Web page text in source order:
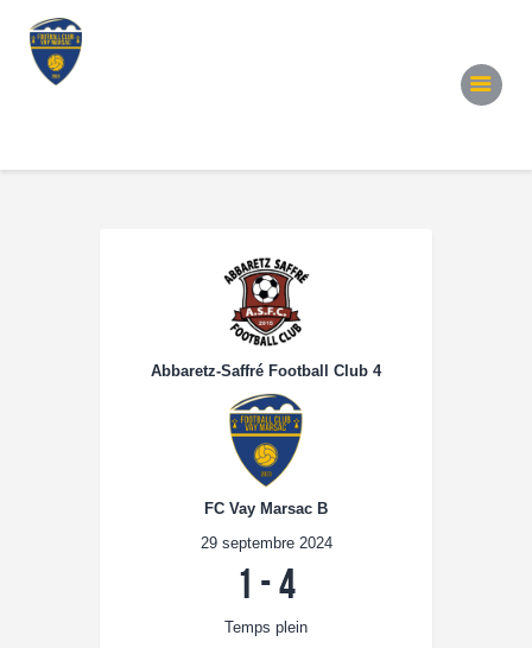
Abbaretz-Saffré Football Club 4
FC Vay Marsac B
29 septembre 2024
1 -4
Temps plein